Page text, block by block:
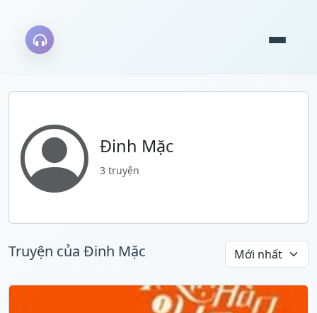
Đinh Mặc
3 truyện
Truyện của Đinh Mặc